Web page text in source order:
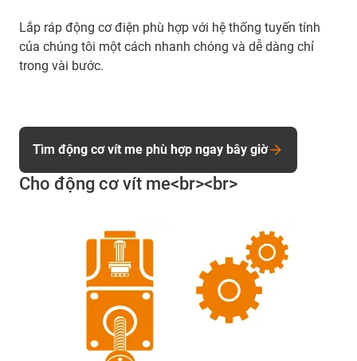
Lắp ráp động cơ điện phù hợp với hệ thống tuyến tính
của chúng tôi một cách nhanh chóng và dễ dàng chỉ
trong vài bước.
Cho động cơ vít me<br><br>
Tìm động cơ vít me phù hợp ngay bây giờ